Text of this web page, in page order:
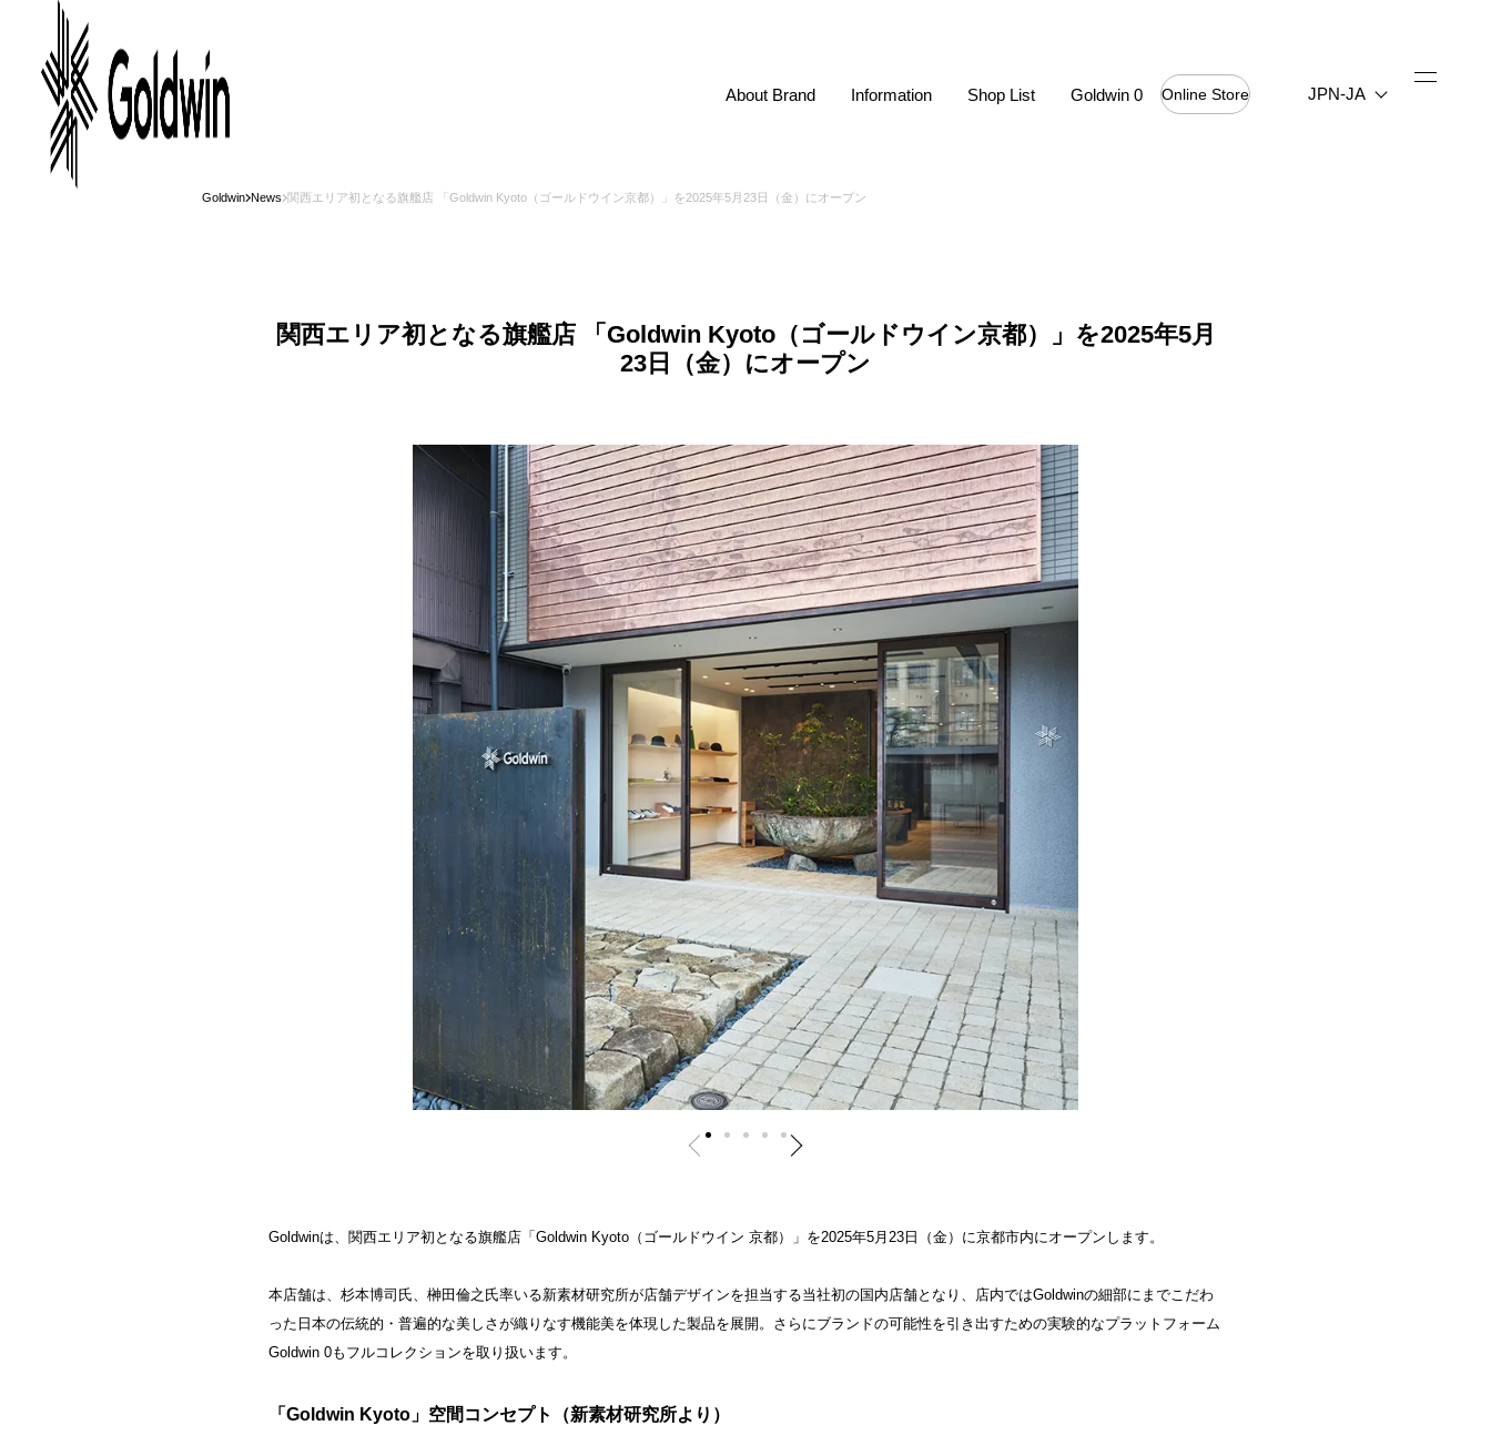
About Brand Information Shop List Goldwin 0 Online Store JPN-JA
Goldwin News 関西エリア初となる旗艦店 「Goldwin Kyoto（ゴールドウイン京都）」を2025年5月23日（金）にオープン
関西エリア初となる旗艦店 「Goldwin Kyoto（ゴールドウイン京都）」を2025年5月
23日（金）にオープン
Goldwinは、関西エリア初となる旗艦店「Goldwin Kyoto（ゴールドウイン 京都）」を2025年5月23日（金）に京都市内にオープンします。
本店舗は、杉本博司氏、榊田倫之氏率いる新素材研究所が店舗デザインを担当する当社初の国内店舗となり、店内ではGoldwinの細部にまでこだわ
った日本の伝統的・普遍的な美しさが織りなす機能美を体現した製品を展開。さらにブランドの可能性を引き出すための実験的なプラットフォーム
Goldwin 0もフルコレクションを取り扱います。
「Goldwin Kyoto」空間コンセプト（新素材研究所より）